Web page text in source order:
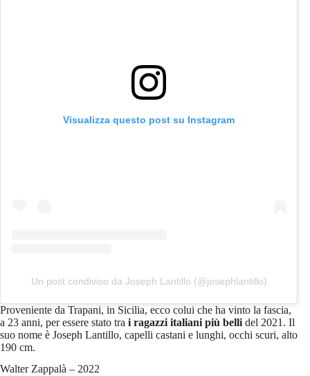
Visualizza questo post su Instagram
Un post condiviso da Joseph Lantillo (@josephlantillo)
Proveniente da Trapani, in Sicilia, ecco colui che ha vinto la fascia,
a 23 anni, per essere stato tra i ragazzi italiani più belli del 2021. Il
suo nome è Joseph Lantillo, capelli castani e lunghi, occhi scuri, alto
190 cm.
Walter Zappalà – 2022